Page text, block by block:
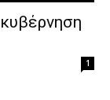
1